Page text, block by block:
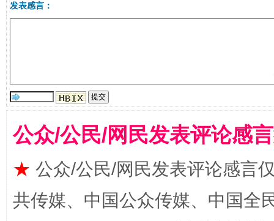
扯下公款旅游的“隐身衣” 如何以
发表感言：
公众/公民/网民发表评论感
★ 公众/公民/网民发表评论感言
共传媒、中国公众传媒、中国全